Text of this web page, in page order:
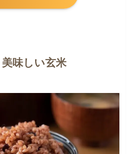
味しい玄米